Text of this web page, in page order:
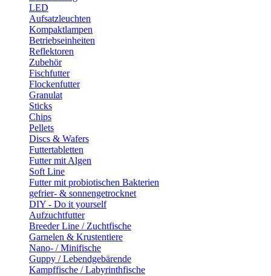
LED
Aufsatzleuchten
Kompaktlampen
Betriebseinheiten
Reflektoren
Zubehör
Fischfutter
Flockenfutter
Granulat
Sticks
Chips
Pellets
Discs & Wafers
Futtertabletten
Futter mit Algen
Soft Line
Futter mit probiotischen Bakterien
gefrier- & sonnengetrocknet
DIY - Do it yourself
Aufzuchtfutter
Breeder Line / Zuchtfische
Garnelen & Krustentiere
Nano- / Minifische
Guppy / Lebendgebärende
Kampffische / Labyrinthfische